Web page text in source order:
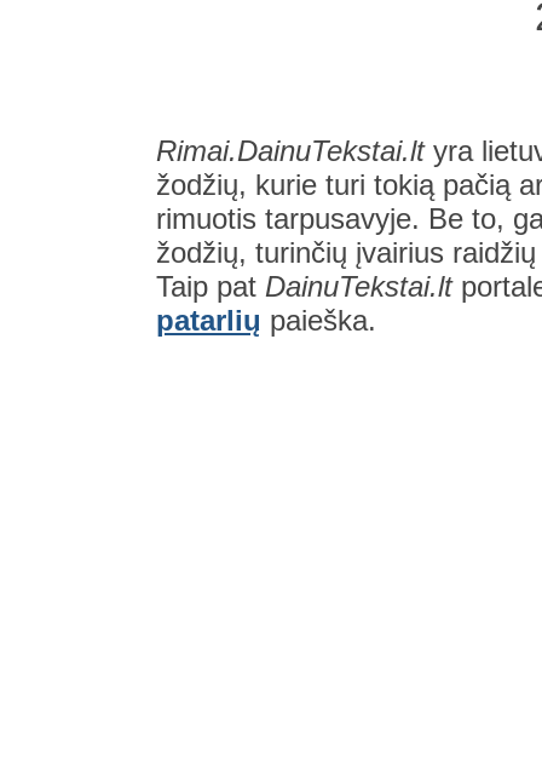
Rimai.DainuTekstai.ltyra
žodžių, kurie turi tokią pačią
rimuotis tarpusavyje. Be to,
žodžių, turinčių įvairius
Taip pat DainuTekstai.lt
patarlių paieška.